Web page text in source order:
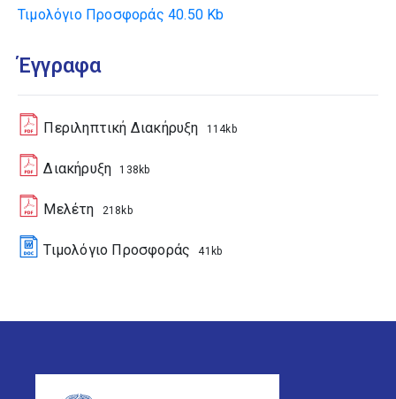
Τιμολόγιο Προσφοράς 40.50 Kb
Έγγραφα
Περιληπτική Διακήρυξη 114kb
Διακήρυξη 138kb
Μελέτη 218kb
Τιμολόγιο Προσφοράς 41kb